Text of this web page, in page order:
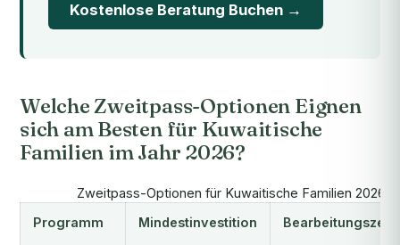
Kostenlose Beratung Buchen →
Welche Zweitpass-Optionen Eignen
sich am Besten für Kuwaitische
Familien im Jahr 2026?
Zweitpass-Optionen für Kuwaitische Familien 2026,
Programm
Mindestinvestition Bearbeitungszeit